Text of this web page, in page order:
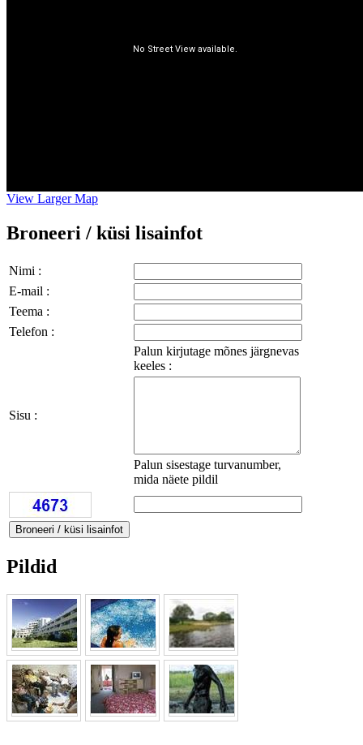
View Larger Map
Broneeri / küsi lisainfot
Nimi :
E-mail :
Teema :
Telefon :
Palun kirjutage mõnes järgnevas
keeles :
Sisu :
Palun sisestage turvanumber,
mida näete pildil
Pildid